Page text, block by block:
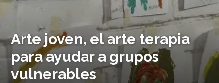
Arte joven, el arte terapia
para ayudar a grupos
vulnerables